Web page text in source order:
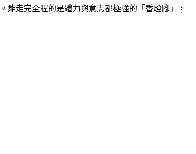
走完全程的是體力與意志都極強的「香燈腳」，